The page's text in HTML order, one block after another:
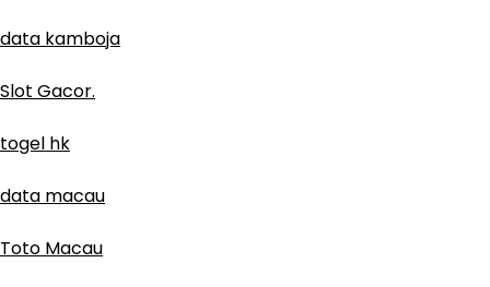
data kamboja
Slot Gacor.
togel hk
data macau
Toto Macau